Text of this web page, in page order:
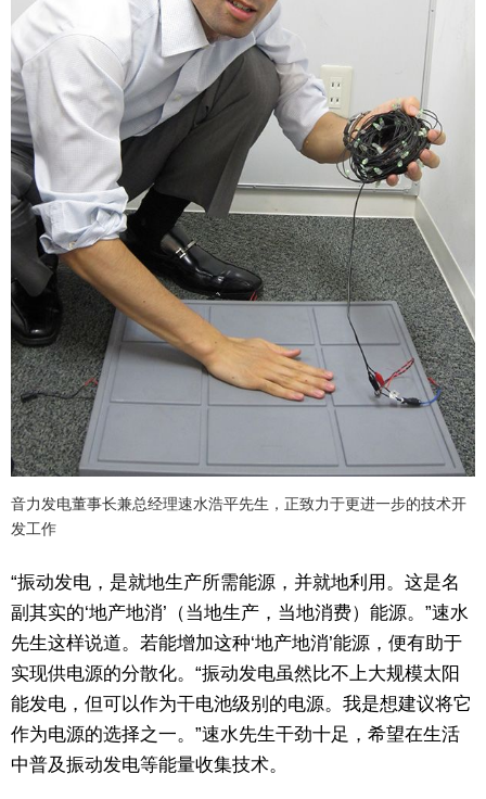
音力发电董事长兼总经理速水浩平先生，正致力于更进一步的技术开
发工作
“振动发电，是就地生产所需能源，并就地利用。这是名
副其实的‘地产地消’（当地生产，当地消费）能源。”速水
先生这样说道。若能增加这种‘地产地消’能源，便有助于
实现供电源的分散化。“振动发电虽然比不上大规模太阳
能发电，但可以作为干电池级别的电源。我是想建议将它
作为电源的选择之一。”速水先生干劲十足，希望在生活
中普及振动发电等能量收集技术。